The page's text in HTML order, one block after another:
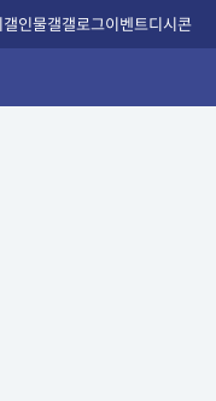
인물갤갤로그이벤트디시콘